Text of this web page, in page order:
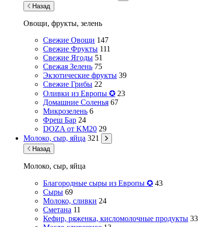
Назад
Овощи, фрукты, зелень
Свежие Овощи 147
Свежие Фрукты 111
Свежие Ягоды 51
Свежая Зелень 75
Экзотические фрукты 39
Свежие Грибы 22
Оливки из Европы ✪ 23
Домашние Соленья 67
Микрозелень 6
Фреш Бар 24
DOZA от KM20 29
Молоко, сыр, яйца 321
Назад
Молоко, сыр, яйца
Благородные сыры из Европы ✪ 43
Сыры 69
Молоко, сливки 24
Сметана 11
Кефир, ряженка, кисломолочные продукты 33